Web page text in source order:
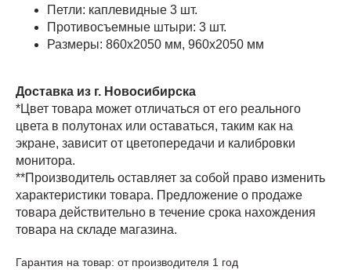
Петли: каплевидные 3 шт.
Противосъемные штыри: 3 шт.
Размеры: 860х2050 мм, 960х2050 мм
Доставка из г. Новосибирска
*Цвет товара может отличаться от его реального
цвета в полутонах или оставаться, таким как на
экране, зависит от цветопередачи и калибровки
монитора.
**Производитель оставляет за собой право изменить
характеристики товара. Предложение о продаже
товара действительно в течение срока нахождения
товара на складе магазина.
Гарантия на товар: от производителя 1 год